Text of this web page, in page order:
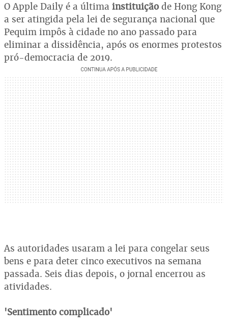
O Apple Daily é a última instituição de Hong Kong
a ser atingida pela lei de segurança nacional que
Pequim impôs à cidade no ano passado para
eliminar a dissidência, após os enormes protestos
pró-democracia de 2019.
As autoridades usaram a lei para congelar seus
bens e para deter cinco executivos na semana
passada. Seis dias depois, o jornal encerrou as
atividades.
'Sentimento complicado'